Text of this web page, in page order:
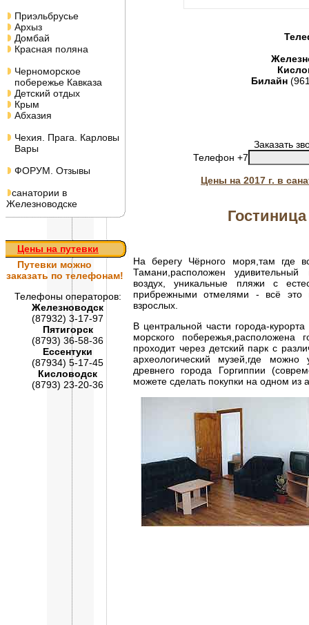
Приэльбрусье
Архыз
Домбай
Красная поляна
Черноморское
побережье Кавказа
Детский отдых
Крым
Абхазия
Чехия. Прага. Карловы
Вары
ФОРУМ. Отзывы
санатории в
Железноводске
Цены на путевки
Путевки можно
заказать по телефонам!
Телефоны операторов:
Железноводск
(87932) 3-17-97
Пятигорск
(8793) 36-58-36
Ессентуки
(87934) 5-17-45
Кисловодск
(8793) 23-20-36
Билайн
Заказать
Телефон +7
Цены на 2017 г. в
На берегу Чёрного моря,там где
Тамани,расположен удивительный
воздух, уникальные пляжи с
прибрежными отмелями - всё это
взрослых.
В центральной части города-
морского побережья,расположена
проходит через детский парк с
археологический музей,где
древнего города Горгиппии
можете сделать покупки на одном из